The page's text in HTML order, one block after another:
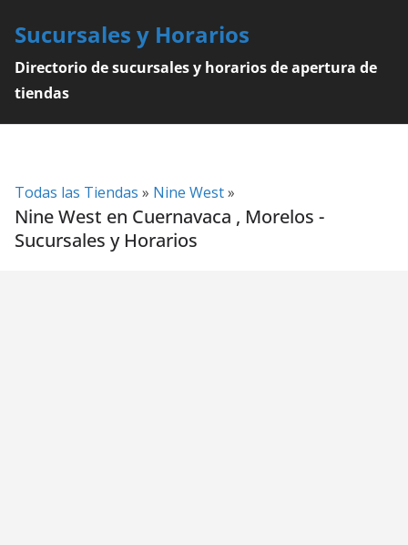
content
Sucursales y Horarios
Directorio de sucursales y horarios de apertura de
tiendas
Todas las Tiendas » Nine West»
Nine West en Cuernavaca , Morelos -
Sucursales y Horarios